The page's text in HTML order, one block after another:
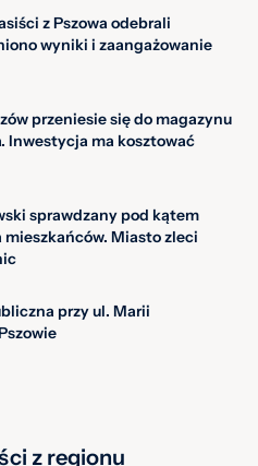
z Pszowa odebrali
wyniki i zaangażowanie
przeniesie się do magazynu
Inwestycja ma kosztować
sprawdzany pod kątem
Miasto zleci
przy ul. Marii
z regionu